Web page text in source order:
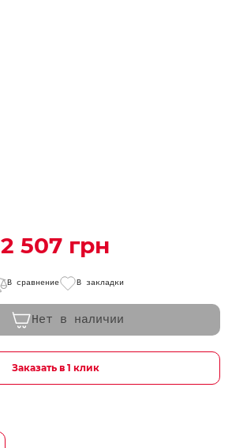
2 507 грн
В сравнение В закладки
Нет в наличии
Заказать в 1 клик